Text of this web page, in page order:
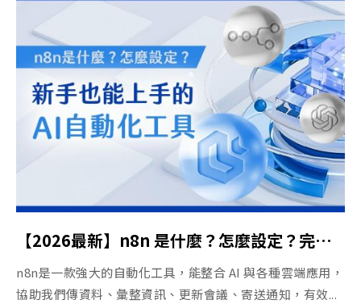
【2026最新】n8n 是什麼？怎麼設定？完整自動化工具教學
n8n是一款強大的自動化工具，能整合 AI 與各種雲端應用，
協助我們傳資料、彙整資訊、更新會議、寄送通知，有效...